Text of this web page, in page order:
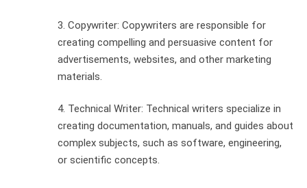
3. Copywriter: Copywriters are responsible for
creating compelling and persuasive content for
advertisements, websites, and other marketing
materials.
4. Technical Writer: Technical writers specialize in
creating documentation, manuals, and guides about
complex subjects, such as software, engineering,
or scientific concepts.